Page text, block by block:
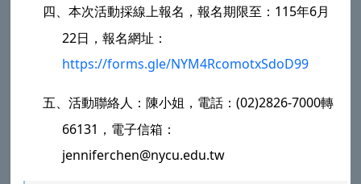
四、本次活動採線上報名，報名期限至：115年6月
22日，報名網址：
https://forms.gle/NYM4RcomotxSdoD99
五、活動聯絡人：陳小姐，電話：(02)2826-7000轉
66131，電子信箱：
jenniferchen@nycu.edu.tw